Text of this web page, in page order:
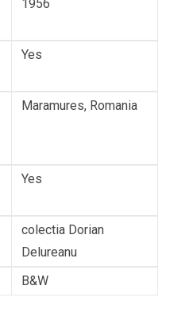
1956
Yes
Maramures, Romania
Yes
colectia Dorian
Delureanu
B&W